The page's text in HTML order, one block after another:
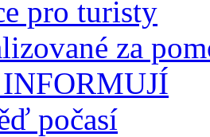
pro turisty
za
počasí